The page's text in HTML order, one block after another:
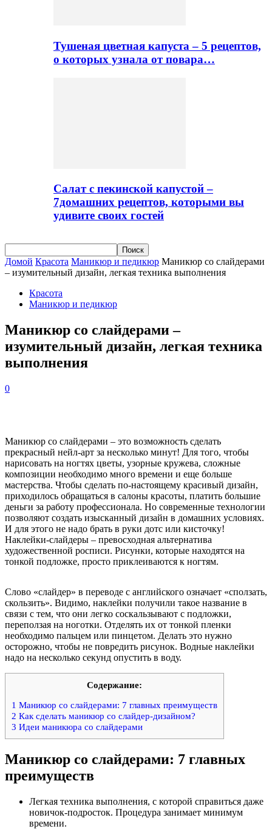
Тушеная цветная капуста – 5 рецептов,
о которых узнала от повара…
Салат с пекинской капустой –
7домашних рецептов, которыми вы
удивите своих гостей
Домой Красота Маникюр и педикюр Маникюр со слайдерами
– изумительный дизайн, легкая техника выполнения
Красота
Маникюр и педикюр
Маникюр со слайдерами –
изумительный дизайн, легкая техника
выполнения
0
Маникюр со слайдерами – это возможность сделать
прекрасный нейл-арт за несколько минут! Для того, чтобы
нарисовать на ногтях цветы, узорные кружева, сложные
композиции необходимо много времени и еще больше
мастерства. Чтобы сделать по-настоящему красивый дизайн,
приходилось обращаться в салоны красоты, платить большие
деньги за работу профессионала. Но современные технологии
позволяют создать изысканный дизайн в домашних условиях.
И для этого не надо брать в руки дотс или кисточку!
Наклейки-слайдеры – превосходная альтернатива
художественной росписи. Рисунки, которые находятся на
тонкой подложке, просто приклеиваются к ногтям.
Слово «слайдер» в переводе с английского означает «сползать,
скользить». Видимо, наклейки получили такое название в
связи с тем, что они легко соскальзывают с подложки,
переползая на ноготки. Отделять их от тонкой пленки
необходимо пальцем или пинцетом. Делать это нужно
осторожно, чтобы не повредить рисунок. Водные наклейки
надо на несколько секунд опустить в воду.
Содержание:
1 Маникюр со слайдерами: 7 главных преимуществ
2 Как сделать маникюр со слайдер-дизайном?
3 Идеи маникюра со слайдерами
Маникюр со слайдерами: 7 главных
преимуществ
Легкая техника выполнения, с которой справиться даже
новичок-подросток. Процедура занимает минимум
времени.